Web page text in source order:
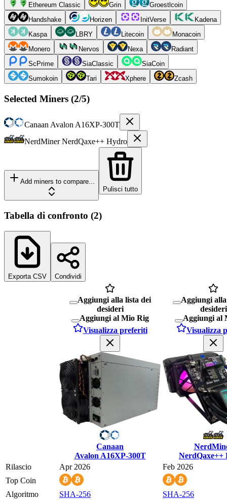
Ethereum Classic
Grin
Groestlcoin
Handshake
Horizen InitVerse
Kadena
Kaspa
LBRY Litecoin
Monacoin
Monero
Nervos Nexa
Radiant
ScPrime
SiaClassic
SiaCoin
Sumokoin
Tari Xphere Zcash
Selected Miners (2/5)
Canaan Avalon A16XP-300T
NerdMiner NerdQaxe++ Hydro
Add miners to compare...
Pulisci tutto
Tabella di confronto (2)
Exporta CSV Condividi
Aggiungi alla lista dei
desideri
Aggiungi al Mio Rig
Visualizza preferiti
Canaan
Avalon A16XP-300T
Aggiungi
desideri
Aggiungi al
Visualizza
NerdQaxe++
Rilascio
Apr 2026
Feb 2026
Top Coin
Algoritmo
SHA-256
SHA-256